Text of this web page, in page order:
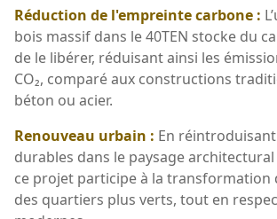
Réduction de l'empreinte carbone :
bois massif dans le 40TEN stocke du
de le libérer, réduisant ainsi les
CO₂, comparé aux constructions
béton ou acier.
Renouveau urbain : En
durables dans le paysage
ce projet participe à la transformation
des quartiers plus verts, tout en